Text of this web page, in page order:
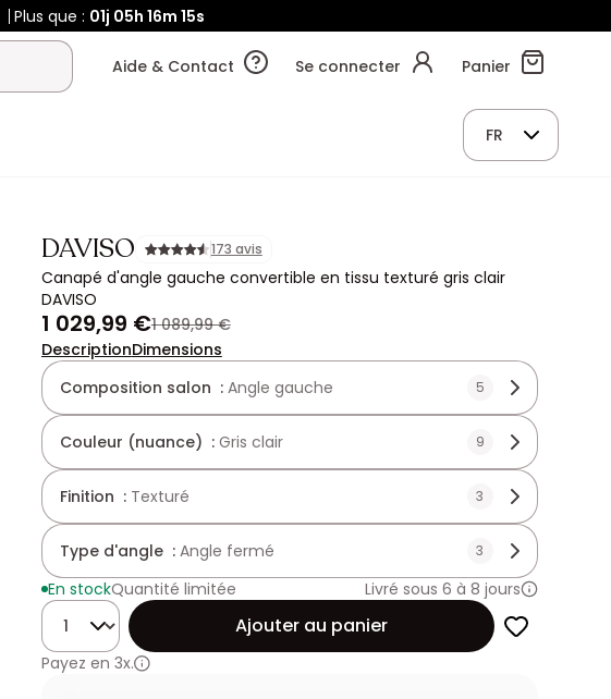
Plus que : 01j 05h 16m 13s
Aide & Contact Se connecter Panier
FR
DAVISO 173 avis
Canapé d'angle gauche convertible en tissu texturé gris clair
DAVISO
1 029,99 €1 089,99 €
DescriptionDimensions
Composition salon : Angle gauche 5
Couleur (nuance) : Gris clair 9
Finition : Texturé 3
Type d'angle : Angle fermé 3
En stockQuantité limitée
Livré sous 6 à 8 jours
Quantité
Ajouter au panier
Payez en 3x.